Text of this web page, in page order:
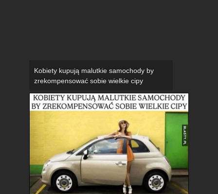
Kobiety kupują malutkie samochody by
zrekompensować sobie wielkie cipy